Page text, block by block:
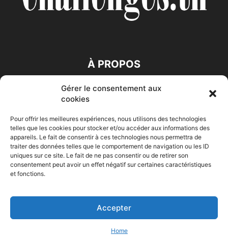
Gérer le consentement aux
cookies
Pour offrir les meilleures expériences, nous utilisons des technologies
telles que les cookies pour stocker et/ou accéder aux informations des
appareils. Le fait de consentir à ces technologies nous permettra de
traiter des données telles que le comportement de navigation ou les ID
uniques sur ce site. Le fait de ne pas consentir ou de retirer son
consentement peut avoir un effet négatif sur certaines caractéristiques
et fonctions.
Accepter
Home
À PROPOS
SUIVEZ NOUS
Accueil Economie Entreprises Entrepreneur Afrique
HIGH-TECH Auto-Moto
© Challenges.tn By AAKOM.DIGITAL